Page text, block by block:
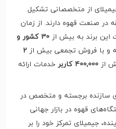
از متخصصانی تشکیل
20 سال سابقه در صنعت قهوه دارند. از زمان
این برند به بیش از
30 کشور و
و با فروش تجمعی بیش از 2
از 400,000 کاربر
خدمات ارائه
سازنده برجسته و متخصص در
قهوه در بازار جهانی
جیمیلای تمرکز خود را بر